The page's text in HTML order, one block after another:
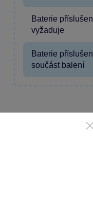
Baterie
vyžaduje
Baterie
součást balení